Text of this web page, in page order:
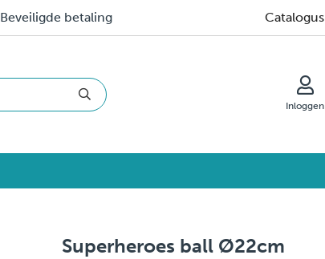
Beveiligde betaling Catalogus
Inloggen
Superheroes ball Ø22cm